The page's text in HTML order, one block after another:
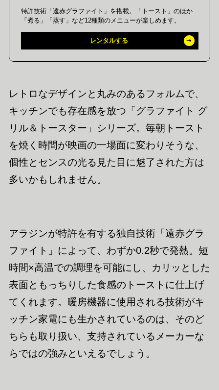
特許技術「遠赤グラファイト」を搭載。「トースト」のほか
「煮る」「蒸す」など12種類のメニューが楽しめます。
レンタルする
レトロなデザインと丸みのあるフォルムで、
キッチンでも存在感を放つ「グラファイト グ
リル＆トースター」シリーズ。毎朝トースト
を焼く時間が映画の一場面に変わりそうな、
個性とセンスの光る見た目に魅了された方は
多いかもしれません。
アラジンが特許を有する独自技術「遠赤グラ
ファイト」によって、わずか0.2秒で発熱。短
時間×高温での調理を可能にし、カリッとした
表面ともっちりした食感のトーストに仕上げ
てくれます。暖房機器に使用される技術がキ
ッチン家電にも生かされているのは、そのど
ちらも取り扱い、支持されているメーカーな
らではの強みといえるでしょう。